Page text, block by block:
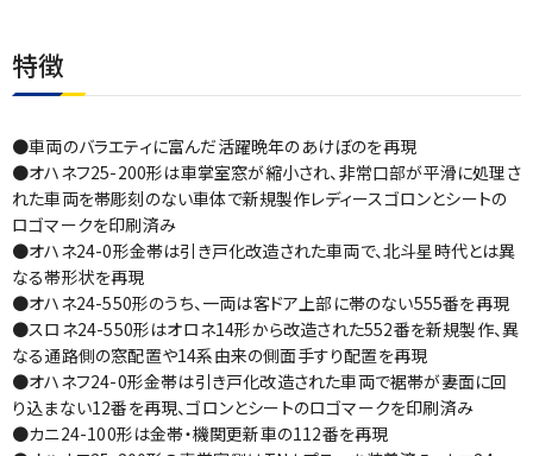
特徴
●車両のバラエティに富んだ活躍晩年のあけぼのを再現
●オハネフ25-200形は車掌室窓が縮小され、非常口部が平滑に処理さ
れた車両を帯彫刻のない車体で新規製作レディースゴロンとシートの
ロゴマークを印刷済み
●オハネ24-0形金帯は引き戸化改造された車両で、北斗星時代とは異
なる帯形状を再現
●オハネ24-550形のうち、一両は客ドア上部に帯のない555番を再現
●スロネ24-550形はオロネ14形から改造された552番を新規製作、異
なる通路側の窓配置や14系由来の側面手すり配置を再現
●オハネフ24-0形金帯は引き戸化改造された車両で裾帯が妻面に回
り込まない12番を再現、ゴロンとシートのロゴマークを印刷済み
●カニ24-100形は金帯・機関更新車の112番を再現